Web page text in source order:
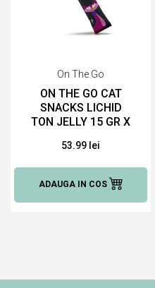
On The Go
ON THE GO CAT
SNACKS LICHID
TON JELLY 15 GR X
53.99 lei
ADAUGA IN COS